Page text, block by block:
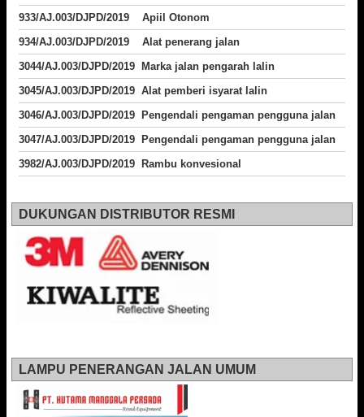
933/AJ.003/DJPD/2019 Apiil Otonom
934/AJ.003/DJPD/2019 Alat penerang jalan
3044/AJ.003/DJPD/2019 Marka jalan pengarah lalin
3045/AJ.003/DJPD/2019 Alat pemberi isyarat lalin
3046/AJ.003/DJPD/2019 Pengendali pengaman pengguna jalan
3047/AJ.003/DJPD/2019 Pengendali pengaman pengguna jalan
3982/AJ.003/DJPD/2019 Rambu konvesional
DUKUNGAN DISTRIBUTOR RESMI
LAMPU PENERANGAN JALAN UMUM